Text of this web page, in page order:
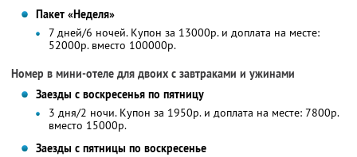
Пакет «Неделя»
7 дней/6 ночей. Купон за 13000р. и доплата на месте:
52000р. вместо 100000р.
Номер в мини-отеле для двоих с завтраками и ужинами
Заезды с воскресенья по пятницу
3 дня/2 ночи. Купон за 1950р. и доплата на месте: 7800р.
вместо 15000р.
Заезды с пятницы по воскресенье